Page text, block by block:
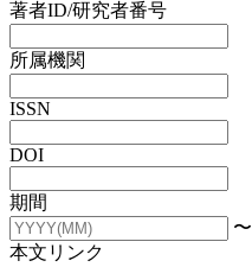
著者ID/研究者番号
所属機関
ISSN
DOI
期間
〜
本文リンク